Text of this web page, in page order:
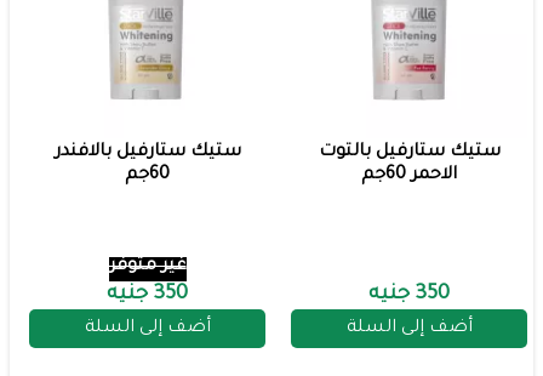
ستيك ستارفيل بالتوت
الاحمر 60جم
350 جنيه
أضف إلى السلة
ستيك ستارفيل بالافندر
60جم
غير متوفر
350 جنيه
أضف إلى السلة